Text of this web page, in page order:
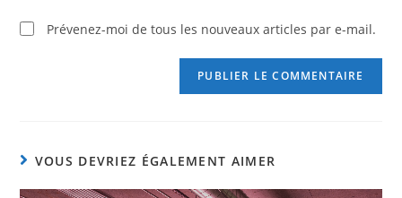
Prévenez-moi de tous les nouveaux articles par e-mail.
VOUS DEVRIEZ ÉGALEMENT AIMER